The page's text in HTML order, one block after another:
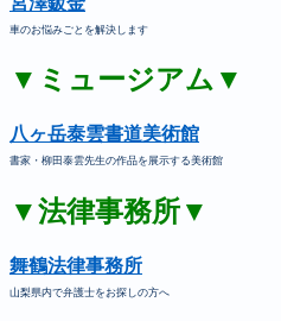
車のお悩みごとを解決します
▼ミュージアム▼
八ヶ岳泰雲書道美術館
書家・柳田泰雲先生の作品を展示する美術館
▼法律事務所▼
舞鶴法律事務所
山梨県内で弁護士をお探しの方へ